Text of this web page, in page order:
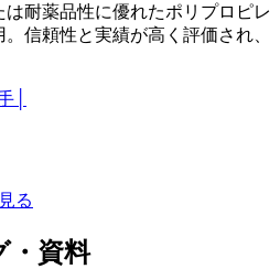
耐薬品性に優れたポリプロピレ
信頼性と実績が高く評価され、
・資料